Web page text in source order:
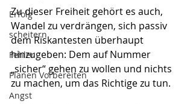
Erfolg
scheitern
Fehler
Planen Vorbereiten
Angst
Zu dieser Freiheit gehört es auch,
Wandel zu verdrängen, sich passiv
dem Riskantesten überhaupt
hinzugeben: Dem auf Nummer
„sicher“ gehen zu wollen und nichts
zu machen, um das Richtige zu tun.